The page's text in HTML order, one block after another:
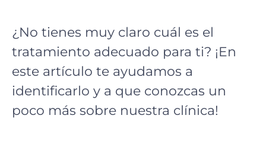
¿No tienes muy claro cuál es el
tratamiento adecuado para ti? ¡En
este artículo te ayudamos a
identificarlo y a que conozcas un
poco más sobre nuestra clínica!